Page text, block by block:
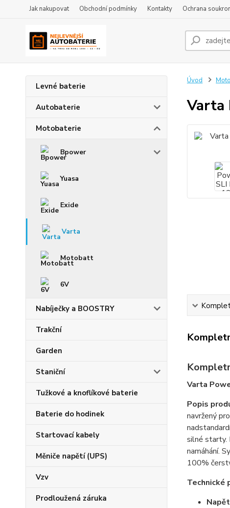
Jak nakupovat Obchodní podmínky Kontakty Ochrana
Levné baterie
Autobaterie
Motobaterie
Bpower
Yuasa
Exide
Varta
Motobatt
6V
Nabíječky a BOOSTRY
Trakční
Garden
Staniční
Tužkové a knoflíkové baterie
Baterie do hodinek
Startovací kabely
Měniče napětí (UPS)
Vzv
Prodloužená záruka
Úvod
Varta
Varta
Popis
navržený
silné starty.
namáhání.
100%
Technické